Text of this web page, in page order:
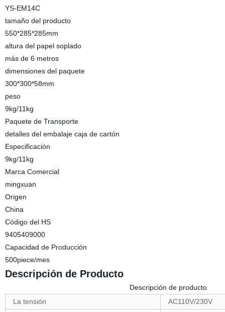
YS-EM14C
tamaño del producto
550*285*285mm
altura del papel soplado
más de 6 metros
dimensiones del paquete
300*300*58mm
peso
9kg/11kg
Paquete de Transporte
detalles del embalaje caja de cartón
Especificación
9kg/11kg
Marca Comercial
mingxuan
Origen
China
Código del HS
9405409000
Capacidad de Producción
500piece/mes
Descripción de Producto
Descripción de producto
La tensión
AC110V/230V